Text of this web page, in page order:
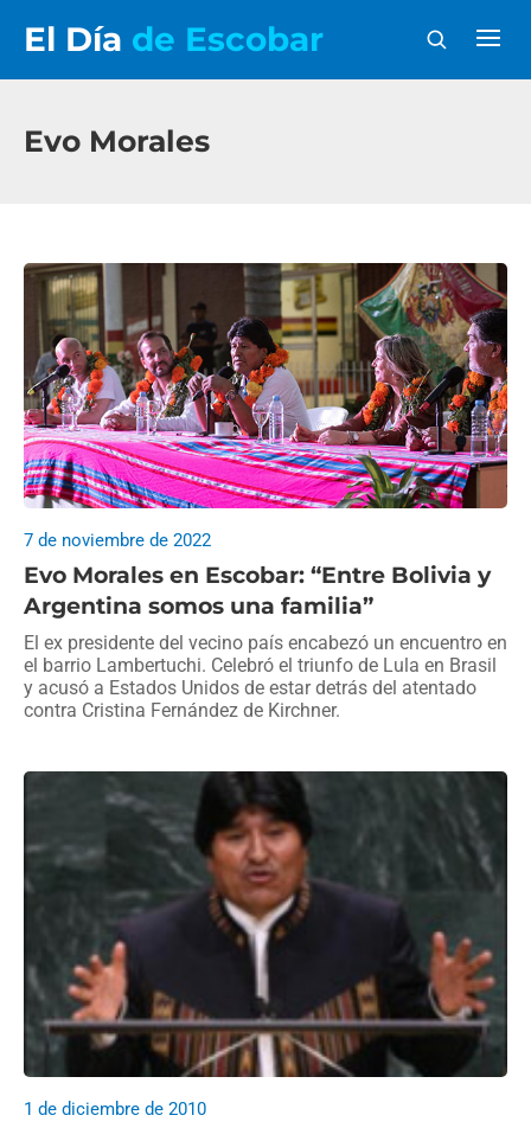
El Día de Escobar
Evo Morales
Evo Morales en Escobar: “Entre Bolivia y
Argentina somos una familia”
7 de noviembre de 2022
El ex presidente del vecino país encabezó un encuentro en
el barrio Lambertuchi. Celebró el triunfo de Lula en Brasil
y acusó a Estados Unidos de estar detrás del atentado
contra Cristina Fernández de Kirchner.
1 de diciembre de 2010